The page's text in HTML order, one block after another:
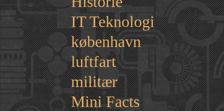
IT Teknologi
københavn
luftfart
militær
Mini Facts